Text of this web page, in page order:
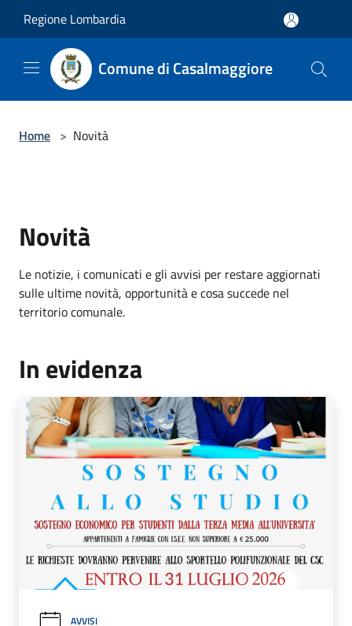
Regione Lombardia
Comune di Casalmaggiore
Home > Novità
Novità
Le notizie, i comunicati e gli avvisi per restare aggiornati
sulle ultime novità, opportunità e cosa succede nel
territorio comunale.
In evidenza
AVVISI